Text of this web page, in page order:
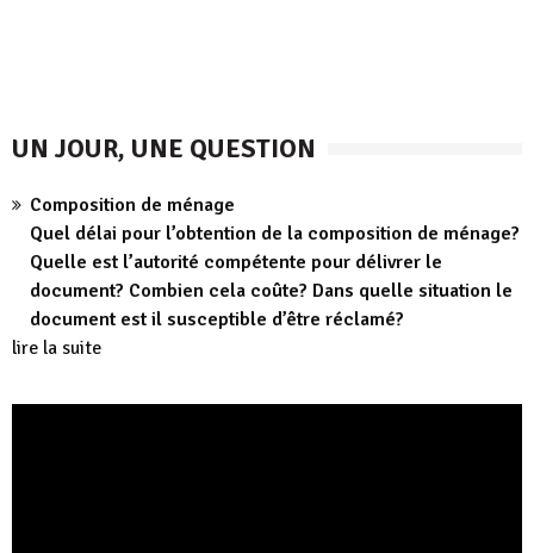
UN JOUR, UNE QUESTION
Composition de ménage
Quel délai pour l’obtention de la composition de ménage?
Quelle est l’autorité compétente pour délivrer le
document? Combien cela coûte? Dans quelle situation le
document est il susceptible d’être réclamé?
lire la suite